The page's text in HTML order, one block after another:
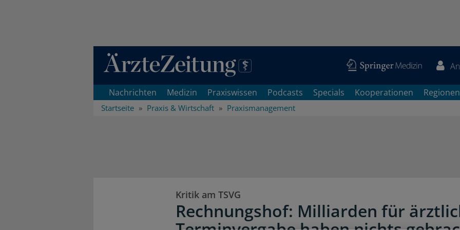
Direkt zum Inhaltsbereich
Nachrichten Medizin Praxiswissen Podcasts Specials Kooperationen Regionen
Startseite Praxis & Wirtschaft Praxismanagement
Kritik am TSVG
Rechnungshof: Milliarden für